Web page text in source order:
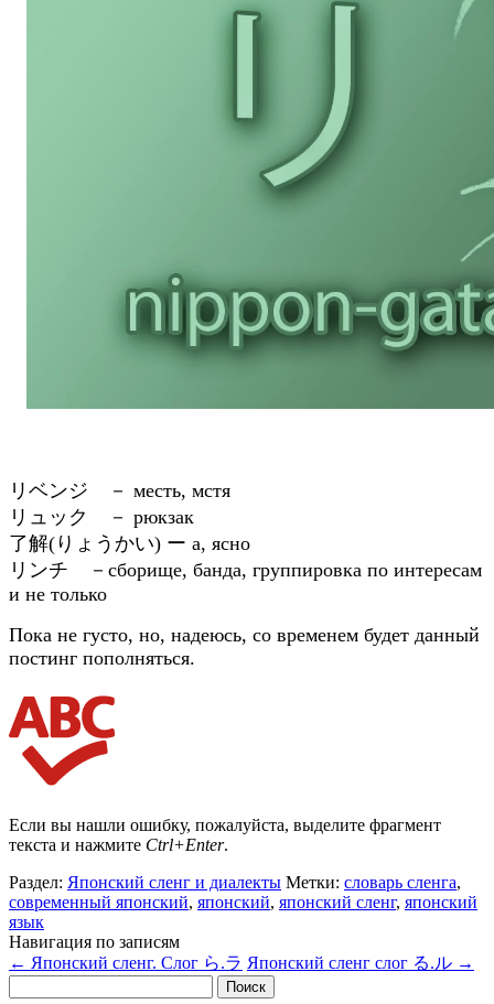
リベンジ － месть, мстя
リュック － рюкзак
了解( りょうかい) ー а, ясно
リンチ －сборище, банда, группировка по интересам
и не только
Пока не густо, но, надеюсь, со временем будет данный
постинг пополняться.
Если вы нашли ошибку, пожалуйста, выделите фрагмент
текста и нажмите Ctrl+Enter.
Раздел: Японский сленг и диалекты Метки: словарь сленга,
современный японский, японский, японский сленг, японский
язык
Навигация по записям
← Японский сленг. Слог ら.ラ Японский сленг слог る.ル →